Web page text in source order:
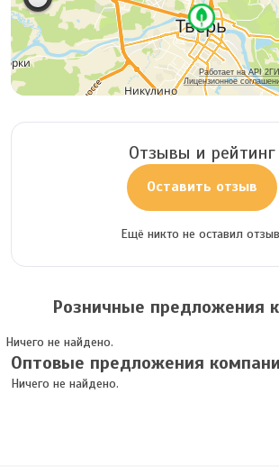
Работает на API
Лицензионное
Отзывы и рейтинг
Оставить отзыв
Ещё никто не оставил
Розничные предложения
Ничего не найдено.
Оптовые предложения
Ничего не найдено.